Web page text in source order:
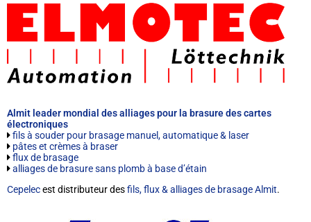
Almit leader mondial des alliages pour la brasure des cartes
électroniques
fils à souder pour brasage manuel, automatique & laser
pâtes et crèmes à braser
flux de brasage
alliages de brasure sans plomb à base d’étain
Cepelecest distributeur desfils, flux & alliages de brasage Almit.